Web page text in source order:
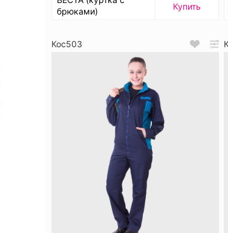
брюками)
Купить
Кос503